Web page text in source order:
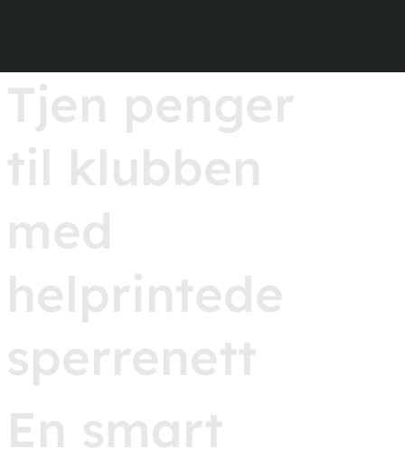
Tjen penger
til klubben
med
helprintede
sperrenett
En smart